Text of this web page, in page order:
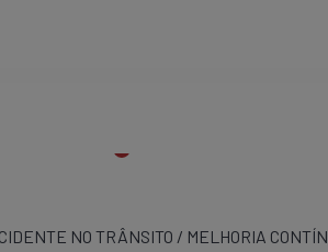
NO TRÂNSITO / MELHORIA